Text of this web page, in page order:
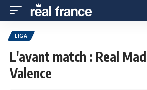
LIGA
L'avant match : Real
Valence